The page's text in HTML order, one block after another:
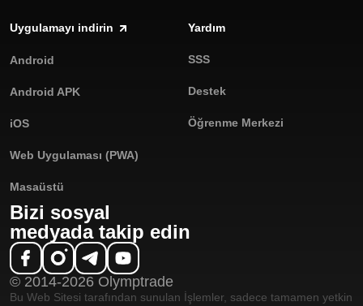
Uygulamayı indirin
Android
Android APK
iOS
Web Uygulaması (PWA)
Masaüstü
Yardım
SSS
Destek
Öğrenme Merkezi
Bizi sosyal
medyada takip edin
© 2014-2026 Olymptrade
Bu Web Sitesi tarafından sunulan İşlemler, sadece tamamen yetkin